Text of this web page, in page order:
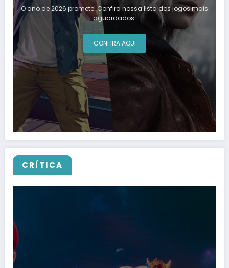
O ano de 2026 promete! Confira nossa lista dos jogos mais
aguardados.
CONFIRA AQUI
CRÍTICA